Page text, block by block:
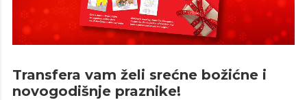
Transfera vam želi srećne božićne i
novogodišnje praznike!